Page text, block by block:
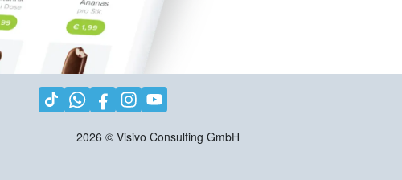
2026 © Visivo Consulting GmbH